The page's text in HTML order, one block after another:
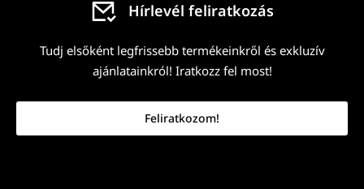
Hírlevél feliratkozás
Tudj elsőként legfrissebb termékeinkről és exkluzív
ajánlatainkról! Iratkozz fel most!
Feliratkozom!